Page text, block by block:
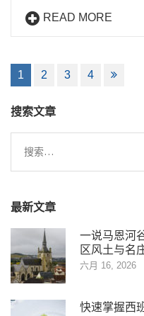
READ MORE
文
章
导
航
1 2 3 4
搜索文章
搜
索：
最新文章
一说马恩河
区风土与名
六月 16, 2026
快速掌握西